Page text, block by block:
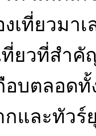
เที่ยวมา
ที่ยวที่สำ
อบตลอด
และทัว